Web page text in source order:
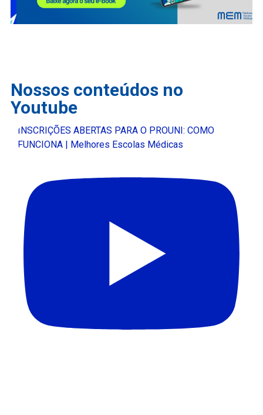
Nossos conteúdos no
Youtube
INSCRIÇÕES ABERTAS PARA O PROUNI: COMO
FUNCIONA | Melhores Escolas Médicas